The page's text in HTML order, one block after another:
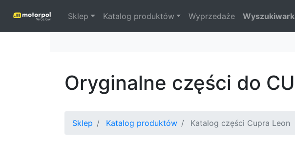
Sklep Katalog produktów Wyprzedaże
Oryginalne części do
Sklep Katalog produktów Katalog części Cupra Leon